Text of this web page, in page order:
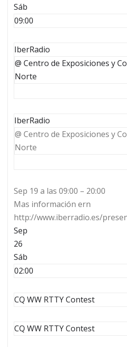
Sáb
09:00
IberRadio
@ Centro de Exposiciones y
Norte
IberRadio
@ Centro de Exposiciones y
Norte
Sep 19 a las 09:00 – 20:00
Mas información ern
http://www.iberradio.es/
Sep
26
Sáb
02:00
CQ WW RTTY Contest
CQ WW RTTY Contest